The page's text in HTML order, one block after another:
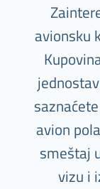
avionsku
avion
smeštaj
vizu i